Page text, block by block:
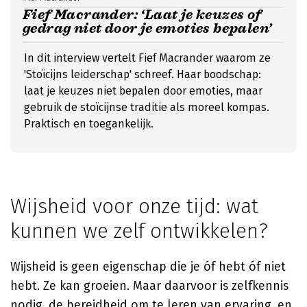
Fief Macrander: ‘Laat je keuzes of
gedrag niet door je emoties bepalen’
In dit interview vertelt Fief Macrander waarom ze
'Stoïcijns leiderschap' schreef. Haar boodschap:
laat je keuzes niet bepalen door emoties, maar
gebruik de stoïcijnse traditie als moreel kompas.
Praktisch en toegankelijk.
Wijsheid voor onze tijd: wat
kunnen we zelf ontwikkelen?
Wijsheid is geen eigenschap die je óf hebt óf niet
hebt. Ze kan groeien. Maar daarvoor is zelfkennis